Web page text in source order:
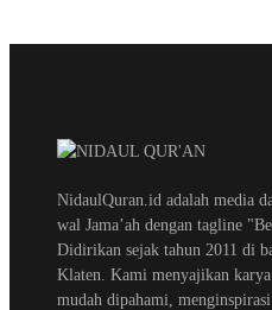
NidaulQuran.id adalah media
wal Jama’ah dengan tagline
Didirikan sejak tahun 2011 di
Klaten. Kami menyajikan
mudah dipahami,